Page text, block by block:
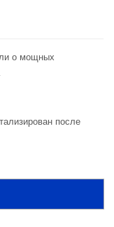
о мощных
после